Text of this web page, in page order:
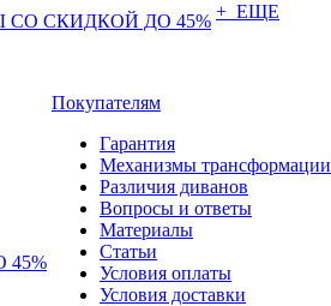
СО СКИДКОЙ ДО 45% + ЕЩЕ
Покупателям
Гарантия
Механизмы трансформации
Различия диванов
Вопросы и ответы
Материалы
Статьи
Условия оплаты
Условия доставки